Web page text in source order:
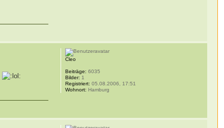
Cleo
Beiträge: 6035
Bilder: 1
Registriert: 05.08.2006, 17:51
Wohnort: Hamburg